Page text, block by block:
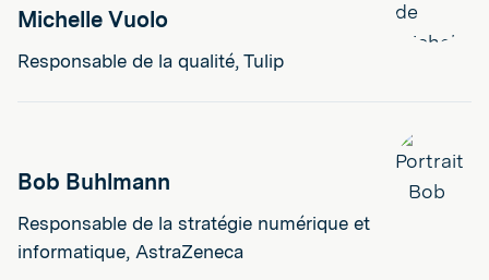
Michelle Vuolo
Responsable de la qualité, Tulip
Bob Buhlmann
Responsable de la stratégie numérique et
informatique, AstraZeneca